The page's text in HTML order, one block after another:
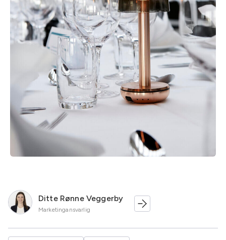
Ditte Rønne Veggerby
Marketingansvarlig